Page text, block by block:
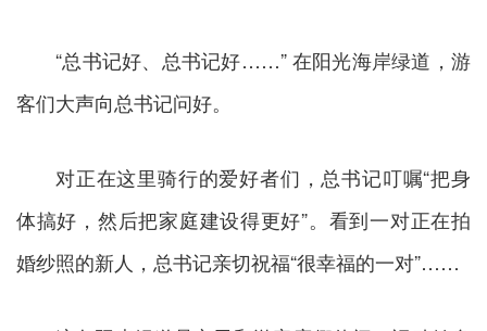
“总书记好、总书记好……” 在阳光海岸绿道，游
客们大声向总书记问好。
对正在这里骑行的爱好者们，总书记叮嘱“把身
体搞好，然后把家庭建设得更好”。看到一对正在拍
婚纱照的新人，总书记亲切祝福“很幸福的一对”……